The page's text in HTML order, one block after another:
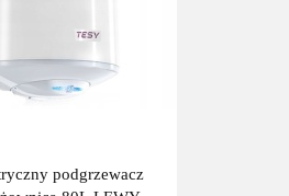
podgrzewacz